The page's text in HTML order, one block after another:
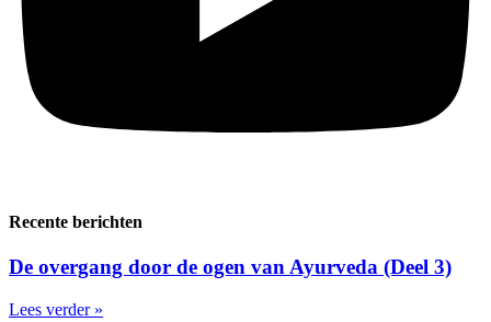
Recente berichten
De overgang door de ogen van Ayurveda (Deel 3)
Lees verder »